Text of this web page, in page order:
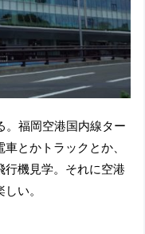
。福岡空港国内線ター
とかトラックとか、
行機見学。それに空港
い。